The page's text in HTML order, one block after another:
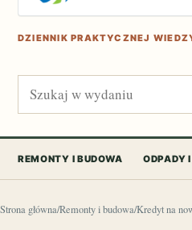
DZIENNIK PRAKTYCZNEJ
Szukaj
REMONTY I BUDOWA ODPADY
Strona główna/Remonty i budowa/Kredyt na